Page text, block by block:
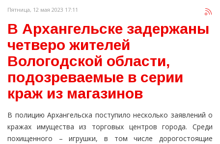
Пятница, 12 мая 2023 17:11
В Архангельске задержаны
четверо жителей
Вологодской области,
подозреваемые в серии
краж из магазинов
В полицию Архангельска поступило несколько заявлений о
кражах имущества из торговых центров города. Среди
похищенного – игрушки, в том числе дорогостоящие